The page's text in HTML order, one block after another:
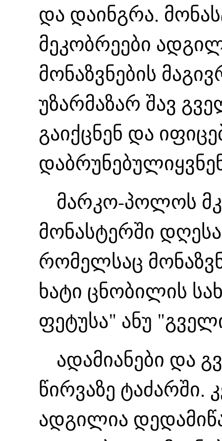
და დაინგრა.
მეკობრეები
მონაზვნების
უზარმაზარ შავ
გაიქცნენ და
მარკო-პოლოს
მონასტერში
რომელსაც
ხატი ცნობილის
ფეტუსა" ანუ
ადამიანები და
წირვაზე
ადგილია